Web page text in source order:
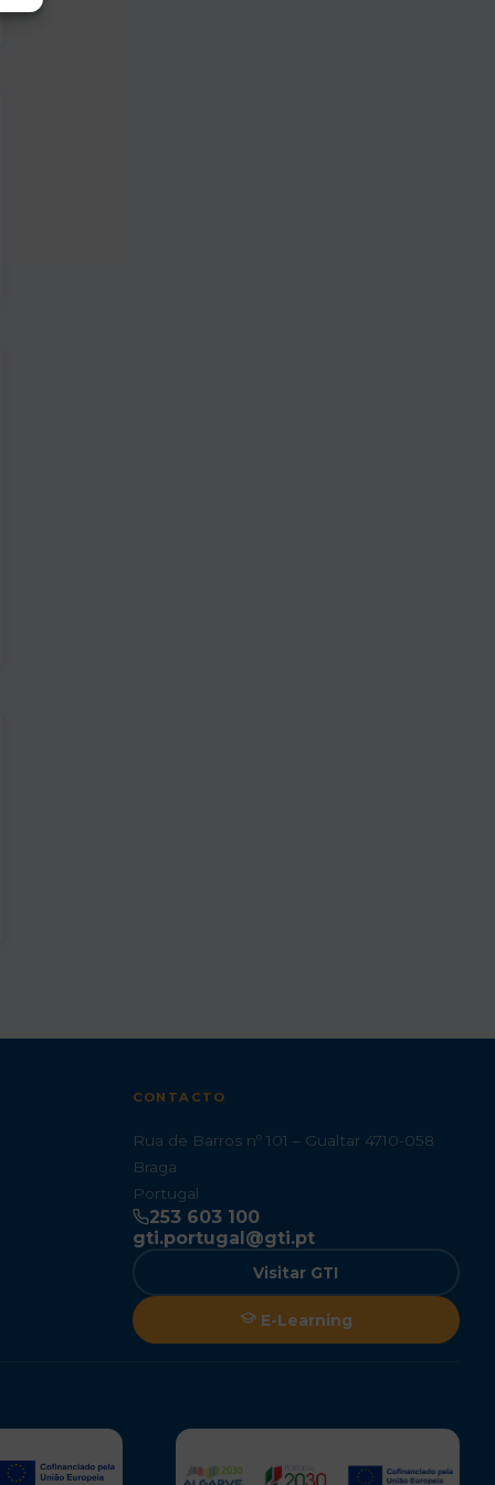
CONTACTO
Rua de Barros nº 101 – Gualtar 4710-058
Braga
Portugal
253 603 100
gti.portugal@gti.pt
Visitar GTI
E-Learning